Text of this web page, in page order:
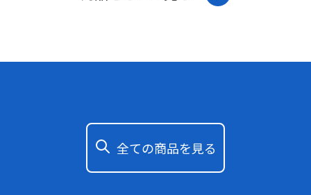
全ての商品を見る